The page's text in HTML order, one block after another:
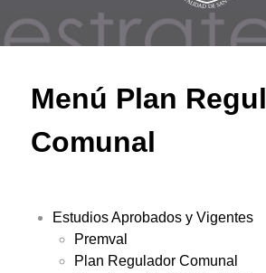
Menú Plan
Comunal
Estudios Aprobados y Vigentes
Premval
Plan Regulador Comunal